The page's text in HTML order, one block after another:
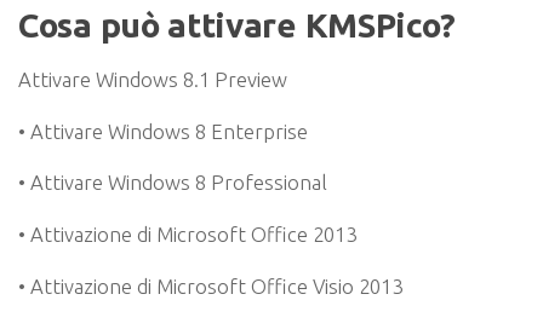
Cosa può attivare KMSPico?
Attivare Windows 8.1 Preview
• Attivare Windows 8 Enterprise
• Attivare Windows 8 Professional
• Attivazione di Microsoft Office 2013
• Attivazione di Microsoft Office Visio 2013